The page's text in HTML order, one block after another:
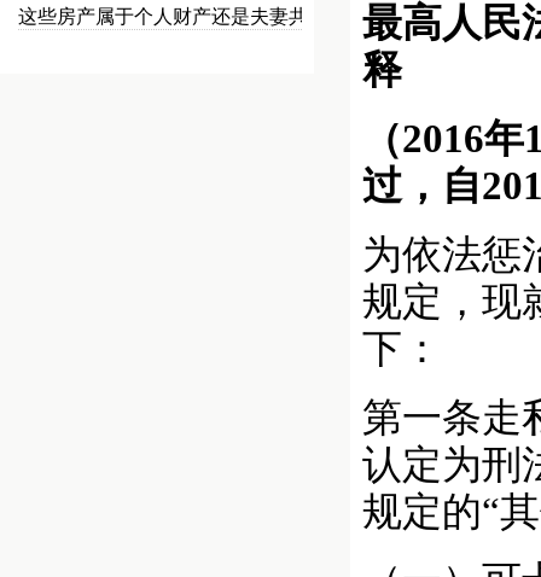
这些房产属于个人财产还是夫妻共同…
最高人民
释
（2016
过，自
为依法惩
规定，现
下：
第一条走
认定为刑
规定的“